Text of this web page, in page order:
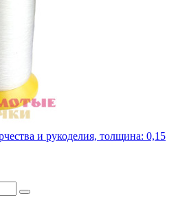
и рукоделия, толщина: 0,15